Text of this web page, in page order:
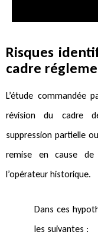
Risques
cadre
L’étude commandée
révision du cadre
suppression partielle
remise en cause de
l’opérateur historique.
Dans ces
les suivantes :